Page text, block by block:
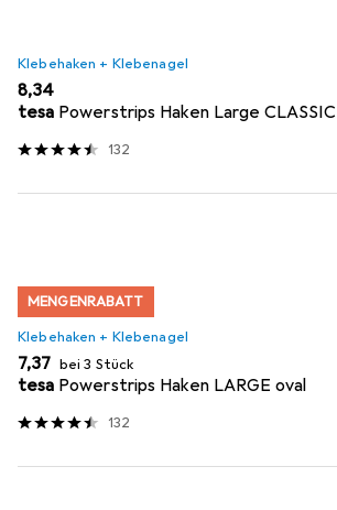
Klebehaken + Klebenagel
EUR
8,34
tesa Powerstrips Haken Large CLASSIC
132
MENGENRABATT
Klebehaken + Klebenagel
EUR
7,37 bei 3 Stück
tesa Powerstrips Haken LARGE oval
132